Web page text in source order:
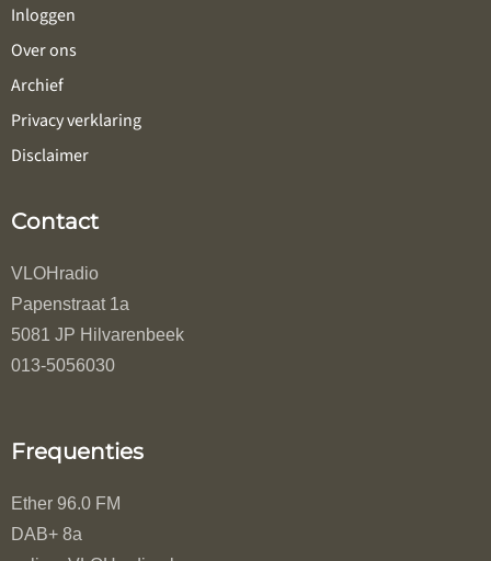
Inloggen
Over ons
Archief
Privacy verklaring
Disclaimer
Contact
VLOHradio
Papenstraat 1a
5081 JP Hilvarenbeek
013-5056030
Frequenties
Ether 96.0 FM
DAB+ 8a